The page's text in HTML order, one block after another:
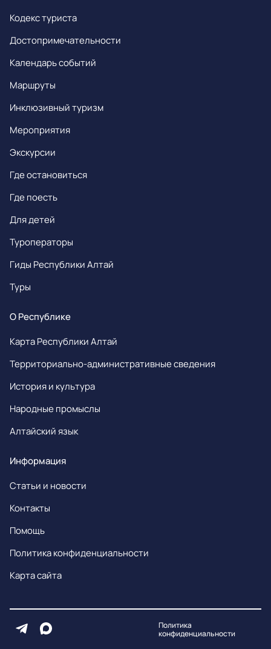
Кодекс туриста
Достопримечательности
Календарь событий
Маршруты
Инклюзивный туризм
Мероприятия
Экскурсии
Где остановиться
Где поесть
Для детей
Туроператоры
Гиды Республики Алтай
Туры
О Республике
Карта Республики Алтай
Территориально-административные сведения
История и культура
Народные промыслы
Алтайский язык
Информация
Статьи и новости
Контакты
Помощь
Политика конфиденциальности
Карта сайта
Политика
конфиденциальности